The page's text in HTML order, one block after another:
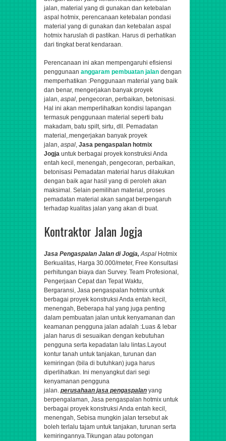
jalan, material yang di gunakan dan ketebalan
aspal hotmix, perencanaan ketebalan pondasi
material yang di gunakan dan ketebalan aspal
hotmix haruslah di pastikan. Harus di perhatikan
dari tingkat berat kendaraan.
Perencanaan ini akan mempengaruhi efisiensi
penggunaan anggaram pembuatan jalan dengan
memperhatikan :Penggunaan material yang baik
dan benar, mengerjakan banyak proyek
jalan, aspal, pengecoran, perbaikan, betonisasi.
Hal ini akan memperlihatkan kondisi lapangan
termasuk penggunaan material seperti batu
makadam, batu spilt, sirtu, dll. Pemadatan
material,.mengerjakan banyak proyek
jalan, aspal, Jasa pengaspalan hotmix
Jogja untuk berbagai proyek konstruksi Anda
entah kecil, menengah, pengecoran, perbaikan,
betonisasi Pemadatan material harus dilakukan
dengan baik agar hasil yang di peroleh akan
maksimal. Selain pemilihan material, proses
pemadatan material akan sangat berpengaruh
terhadap kualitas jalan yang akan di buat.
Kontraktor Jalan Jogja
Jasa Pengaspalan Jalan di Jogja,Aspal Hotmix
Berkualitas, Harga 30.000/meter, Free Konsultasi
perhitungan biaya dan Survey. Team Profesional,
Pengerjaan Cepat dan Tepat Waktu,
Bergaransi, Jasa pengaspalan hotmix untuk
berbagai proyek konstruksi Anda entah kecil,
menengah, Beberapa hal yang juga penting
dalam pembuatan jalan untuk kenyamanan dan
keamanan pengguna jalan adalah :Luas & lebar
jalan harus di sesuaikan dengan kebutuhan
pengguna serta kepadatan lalu lintas.Layout
kontur tanah untuk tanjakan, turunan dan
kemiringan (bila di butuhkan) juga harus
diperlihatkan. Ini menyangkut dari segi
kenyamanan pengguna
jalan. perusahaan jasa pengaspalan yang
berpengalaman, Jasa pengaspalan hotmix untuk
berbagai proyek konstruksi Anda entah kecil,
menengah, Sebisa mungkin jalan tersebut ak
boleh terlalu tajam untuk tanjakan, turunan serta
kemiringannya.Tikungan atau potongan